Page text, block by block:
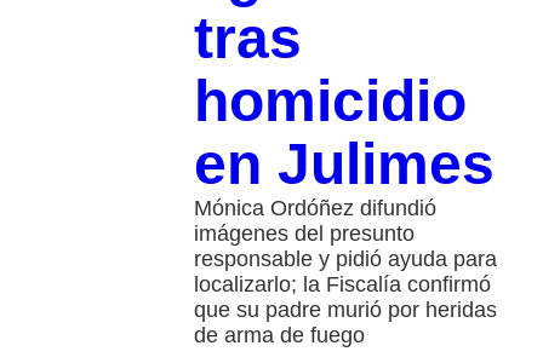
tras
homicidio
en Julimes
Mónica Ordóñez difundió
imágenes del presunto
responsable y pidió ayuda para
localizarlo; la Fiscalía confirmó
que su padre murió por heridas
de arma de fuego